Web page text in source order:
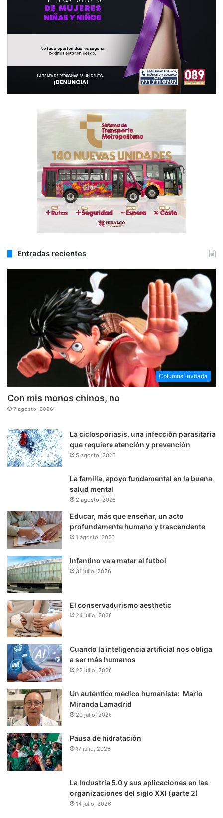
Entradas recientes
Columna invitada
Con mis monos chinos, no
7 agosto, 2026
La ciclosporiasis, una infección parasitaria
que requiere atención y prevención
5 agosto, 2026
La familia, apoyo fundamental en la buena
salud mental
2 agosto, 2026
Educar, más que enseñar, un acto
profundamente humano y trascendente
1 agosto, 2026
Infantino va a matar al futbol
31 julio, 2026
El conservadurismo aesthetic
24 julio, 2026
Cuando la inteligencia artificial nos obliga
a ser más humanos
22 julio, 2026
Un auténtico médico humanista: Mario
Miranda Lamadrid
20 julio, 2026
Pausa de hidratación
17 julio, 2026
La Industria 5.0 y sus aplicaciones en las
organizaciones del siglo XXI (parte 2)
14 julio, 2026